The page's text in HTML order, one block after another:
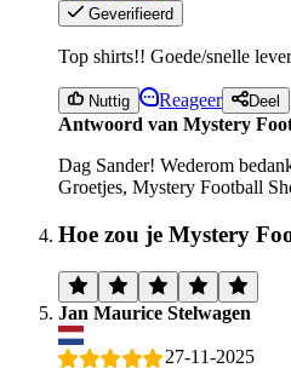
Geverifieerd
Top shirts!! Goede/snelle
Nuttig Reageer Deel
Antwoord van Mystery
Dag Sander! Wederom
Groetjes, Mystery Football
Hoe zou je Mystery
Jan Maurice Stelwagen
27-11-2025